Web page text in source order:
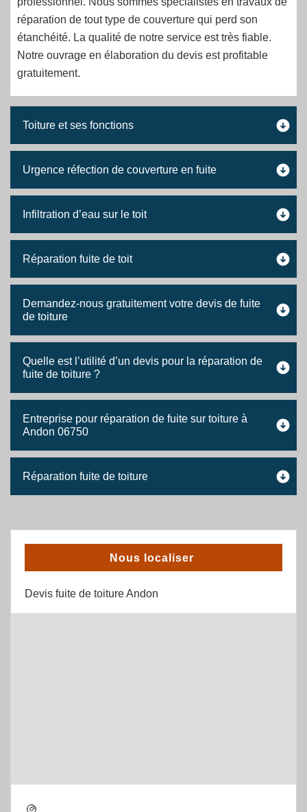
réparation de tout type de couverture qui perd son
étanchéité. La qualité de notre service est très fiable.
Notre ouvrage en élaboration du devis est profitable
gratuitement.
Toiture et ses fonctions
Urgence réfection de couverture en fuite
Infiltration d’eau sur le toit
Réparation fuite de toit
Demandez-nous gratuitement votre devis de fuite
de toiture
Quelle est l’utilité d’un devis pour la réparation de
fuite de toiture ?
Entreprise pour réparation de fuite sur toiture à
Andon 06750
Réparation fuite de toiture
Nous localiser
Devis fuite de toiture Andon